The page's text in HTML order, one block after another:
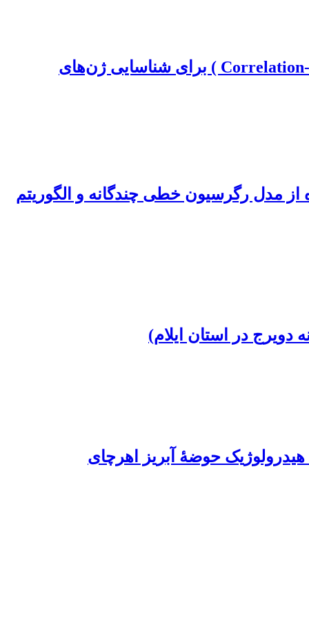
متاآنالیز داده‌های RNA-Seq و انتخاب ویژگی مبتنی بر همبستگی (Correlation-Based Feature Selection ) برای شناسایی ژن‌های
مدل رگرسیون خطی چندگانه و الگوریتم
در استان ایلام)